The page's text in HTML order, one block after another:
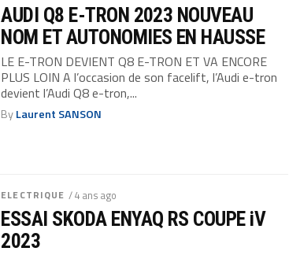
AUDI Q8 E-TRON 2023 NOUVEAU
NOM ET AUTONOMIES EN HAUSSE
LE E-TRON DEVIENT Q8 E-TRON ET VA ENCORE
PLUS LOIN A l’occasion de son facelift, l’Audi e-tron
devient l’Audi Q8 e-tron,...
ByLaurent SANSON
ELECTRIQUE / 4 ans ago
ESSAI SKODA ENYAQ RS COUPE iV
2023